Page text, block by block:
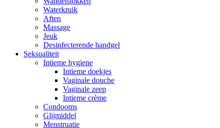
Waterkruik
Aften
Massage
Jeuk
Desinfecterende handgel
Seksualiteit
Intieme hygiene
Intieme doekjes
Vaginale douche
Vaginale zeep
Intieme crème
Condooms
Glijmiddel
Menstruatie